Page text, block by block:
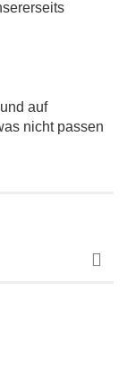
auf
nicht passen